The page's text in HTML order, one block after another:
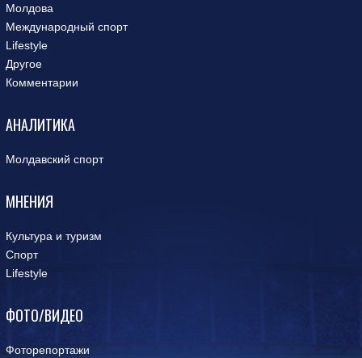
Молдова
Международный спорт
Lifestyle
Другое
Комментарии
АНАЛИТИКА
Молдавский спорт
МНЕНИЯ
Культура и туризм
Спорт
Lifestyle
ФОТО/ВИДЕО
Фоторепортажи